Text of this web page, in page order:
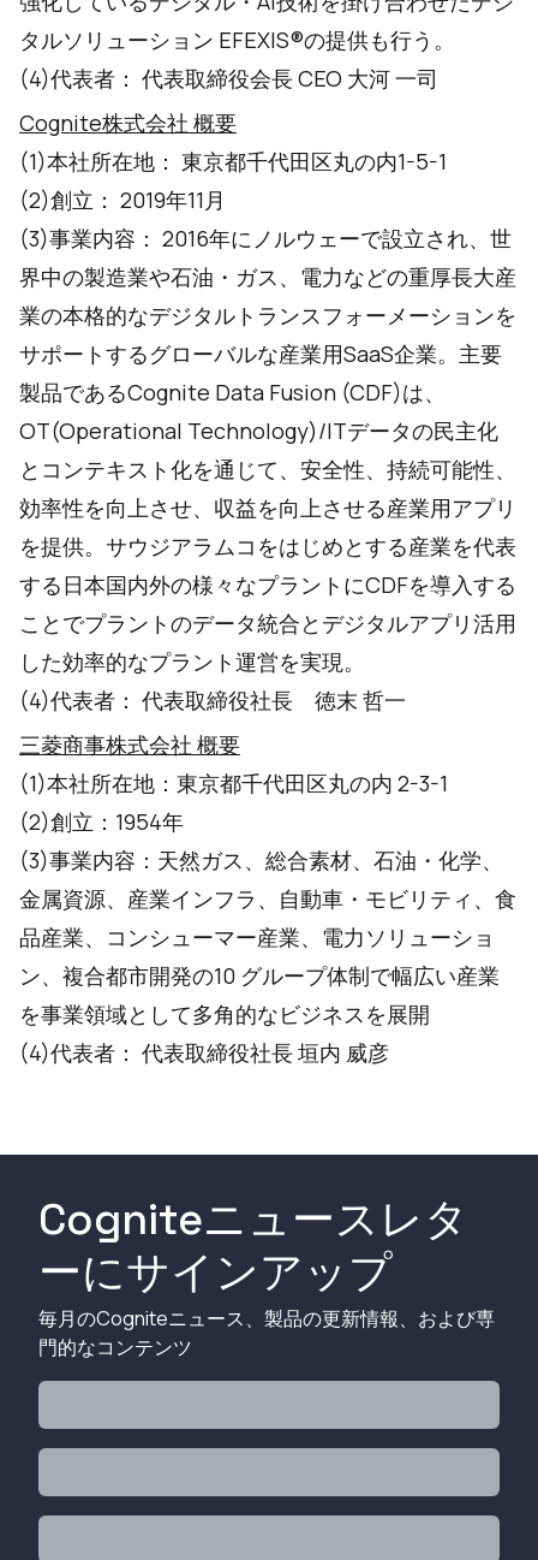
タルソリューション EFEXIS®の提供も行う。
(4)代表者： 代表取締役会長 CEO 大河 一司
Cognite株式会社 概要
(1)本社所在地： 東京都千代田区丸の内1-5-1
(2)創立： 2019年11月
(3)事業内容： 2016年にノルウェーで設立され、世
界中の製造業や石油・ガス、電力などの重厚長大産
業の本格的なデジタルトランスフォーメーションを
サポートするグローバルな産業用SaaS企業。主要
製品であるCognite Data Fusion (CDF)は、
OT(Operational Technology)/ITデータの民主化
とコンテキスト化を通じて、安全性、持続可能性、
効率性を向上させ、収益を向上させる産業用アプリ
を提供。サウジアラムコをはじめとする産業を代表
する日本国内外の様々なプラントにCDFを導入する
ことでプラントのデータ統合とデジタルアプリ活用
した効率的なプラント運営を実現。
(4)代表者： 代表取締役社長 徳末 哲一
三菱商事株式会社 概要
(1)本社所在地：東京都千代田区丸の内 2-3-1
(2)創立：1954年
(3)事業内容：天然ガス、総合素材、石油・化学、
金属資源、産業インフラ、自動車・モビリティ、食
品産業、コンシューマー産業、電力ソリューショ
ン、複合都市開発の10 グループ体制で幅広い産業
を事業領域として多角的なビジネスを展開
(4)代表者： 代表取締役社長 垣内 威彦
Cogniteニュースレタ
ーにサインアップ
毎月のCogniteニュース、製品の更新情報、および専
門的なコンテンツ